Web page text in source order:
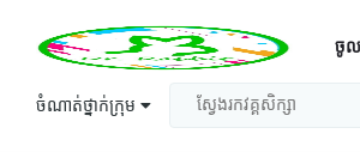
ចំណាត់ថ្នាក់ក្រុម
ចូ